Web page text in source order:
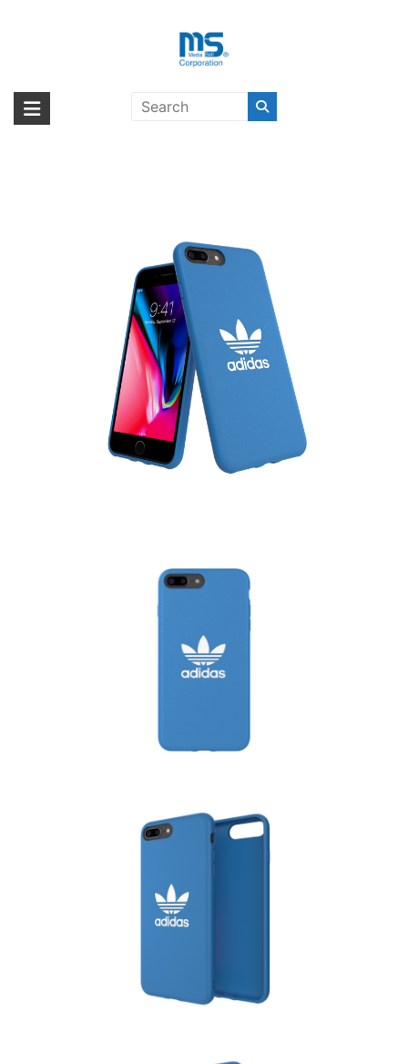
海外輸入ブランド商品｜株式会社
海外事業部が取り揃えている海外輸入商品には、日本では珍しい「海外ブ
ランド」をはじめ「ユニークな商品」「機能的な商品」「コストパフォー
Case BASIC iPhone 8 Plus